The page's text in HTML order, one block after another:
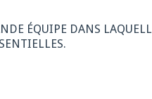
ÉQUIPE DANS